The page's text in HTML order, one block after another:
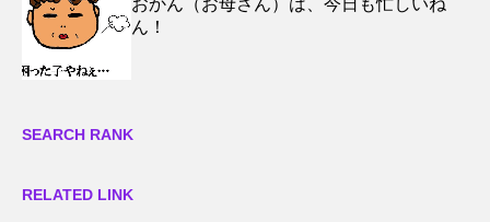
おかん（お母さん）は、今日も忙しいね
ん！
SEARCH RANK
RELATED LINK